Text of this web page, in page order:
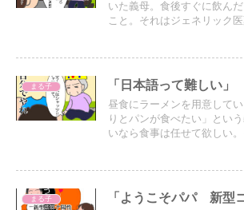
いた義母。食後すぐに飲ん
こと。それはジェネリック
まる子 「日本語って難しい」
昼食にラーメンを用意して
りとパンが食べたい」とい
いなら食事は任せて欲しい
まる子 「ようこそパパ 新型